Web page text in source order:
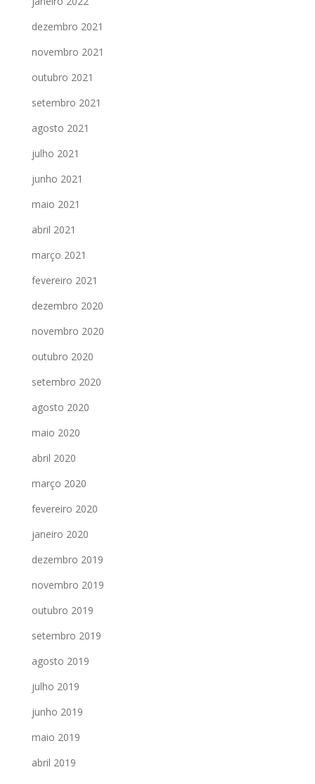
dezembro 2021
novembro 2021
outubro 2021
setembro 2021
agosto 2021
julho 2021
junho 2021
maio 2021
abril 2021
março 2021
fevereiro 2021
dezembro 2020
novembro 2020
outubro 2020
setembro 2020
agosto 2020
maio 2020
abril 2020
março 2020
fevereiro 2020
janeiro 2020
dezembro 2019
novembro 2019
outubro 2019
setembro 2019
agosto 2019
julho 2019
junho 2019
maio 2019
abril 2019